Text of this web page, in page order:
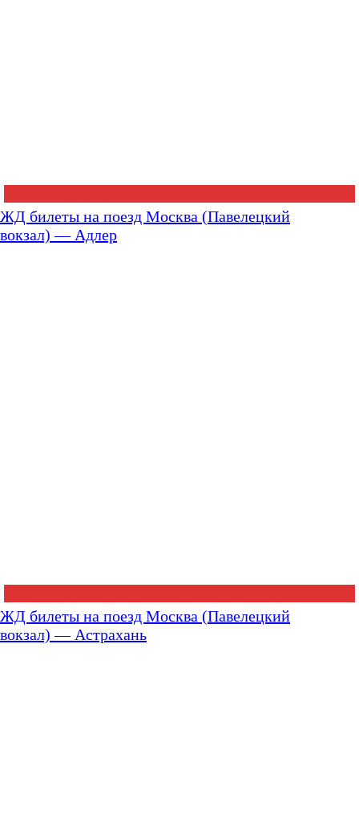
ЖД билеты на поезд Москва (Павелецкий
вокзал) — Адлер
ЖД билеты на поезд Москва (Павелецкий
вокзал) — Астрахань